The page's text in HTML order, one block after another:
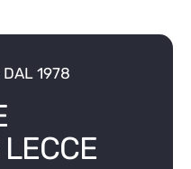
DAL 1978